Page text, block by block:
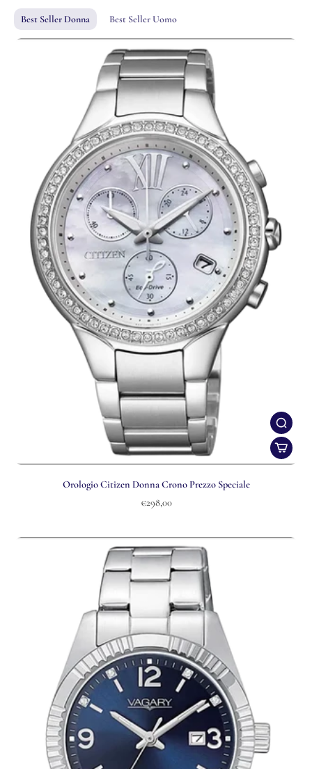
Best Seller Donna Best Seller Uomo
Orologio Citizen Donna Crono Prezzo Speciale
€298,00